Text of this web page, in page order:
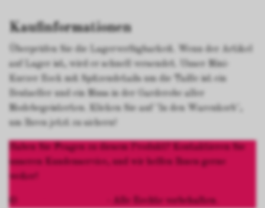
Kaufinformationen
Überprüfen Sie die Lagerverfügbarkeit. Wenn der Artikel
auf Lager ist, wird er schnell versendet. Unser Mini-
Kurzer Rock mit Spitzendetails um die Taille ist ein
Bestseller und ein Muss in der Garderobe aller
Modebegeisterten. Klicken Sie auf "In den Warenkorb",
um Ihren jetzt zu sichern!
Haben Sie Fragen zu diesem Produkt? Kontaktieren Sie
unseren Kundenservice, und wir helfen Ihnen gerne
weiter!
- Alle Rechte vorbehalten.